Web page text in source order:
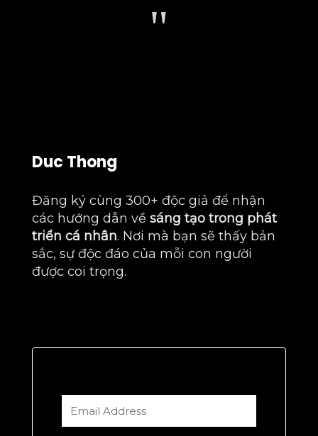
"
Duc Thong
Đăng ký cùng 300+ độc giả để nhận
các hướng dẫn về sáng tạo trong phát
triển cá nhân. Nơi mà bạn sẽ thấy bản
sắc, sự độc đáo của mỗi con người
được coi trọng.